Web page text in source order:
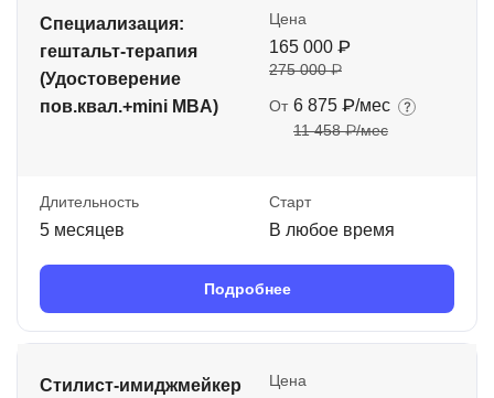
Специализация:
гештальт-терапия
(Удостоверение
пов.квал.+mini MBA)
Цена
165 000 ₽
275 000 ₽
От 6 875 ₽/мес
11 458 ₽/мес
Длительность
5 месяцев
Старт
В любое время
Подробнее
Стилист-имиджмейкер Цена